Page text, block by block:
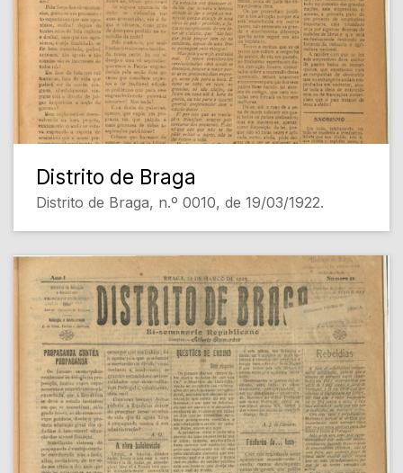
Distrito de Braga
Distrito de Braga, n.º 0010, de 19/03/1922.